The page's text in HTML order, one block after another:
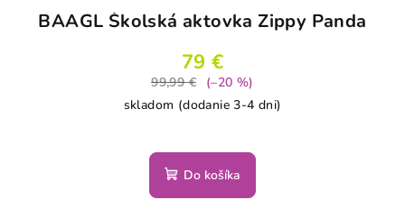
BAAGL Školská aktovka Zippy Panda
79 €
99,99 €
(–20 %)
skladom (dodanie 3-4 dni)
Do košíka